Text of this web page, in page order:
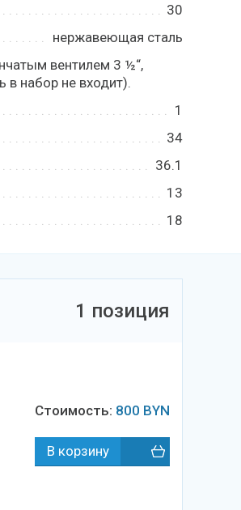
30
нержавеющая сталь
вентилем 3 ½“,
в набор не входит).
1
34
36.1
13
18
1 позиция
Стоимость: 800 BYN